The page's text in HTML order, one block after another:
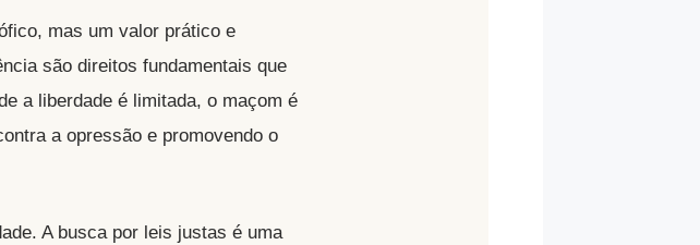
mas um valor prático e
são direitos fundamentais que
a liberdade é limitada, o maçom é
a opressão e promovendo o
A busca por leis justas é uma